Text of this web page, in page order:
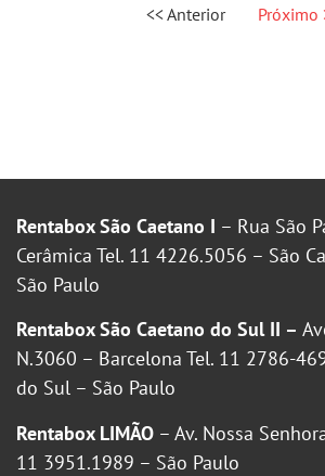
<< Anterior Próximo
Rentabox São Caetano I – Rua São
Cerâmica Tel. 11 4226.5056 – São
São Paulo
Rentabox São Caetano do Sul II –
N.3060 – Barcelona Tel. 11 2786-
do Sul – São Paulo
Rentabox LIMÃO – Av. Nossa
11 3951.1989 – São Paulo